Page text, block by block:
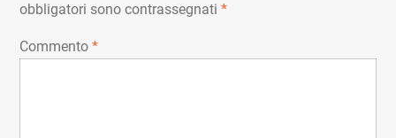
obbligatori sono contrassegnati *
Commento *